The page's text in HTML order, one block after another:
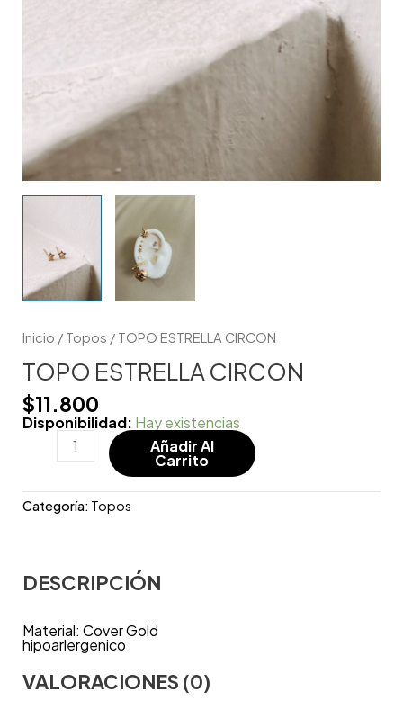
Inicio / Topos / TOPO ESTRELLA CIRCON
TOPO ESTRELLA CIRCON
$11.800
Disponibilidad: Hay existencias
Añadir Al
Carrito
Categoría: Topos
DESCRIPCIÓN
Material: Cover Gold
hipoarlergenico
VALORACIONES (0)